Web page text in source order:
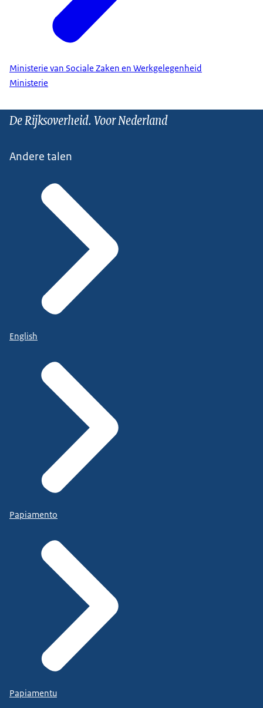
Ministerie van Sociale Zaken en Werkgelegenheid
Ministerie
De Rijksoverheid. Voor Nederland
Andere talen
English
Papiamento
Papiamentu